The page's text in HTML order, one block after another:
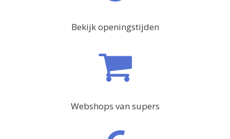
Bekijk openingstijden
Webshops van supers